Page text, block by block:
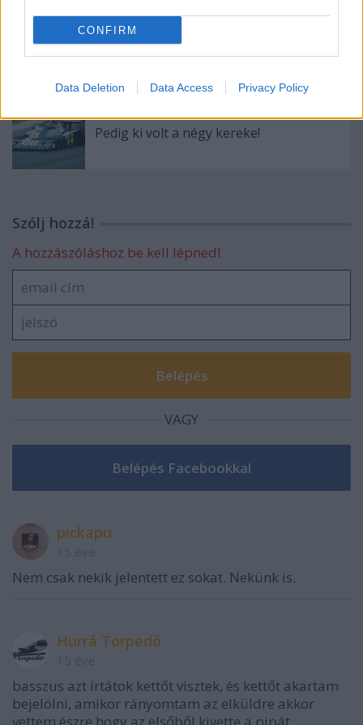
CONFIRM
Data Deletion Data Access Privacy Policy
Az autós lemezjátszó esete
Pedig ki volt a négy kereke!
Szólj hozzá!
A hozzászóláshoz be kell lépned!
VAGY
pickapu
Nem csak nekik jelentett ez sokat. Nekünk is.
Hurrá Torpedó
basszus azt írtátok kettőt visztek, és kettőt akartam
bejelölni, amikor rányomtam az elküldre akkor